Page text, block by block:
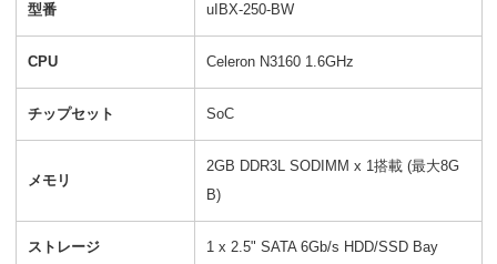
型番 uIBX-250-BW
CPU Celeron N3160 1.6GHz
チップセット SoC
メモリ
2GB DDR3L SODIMM x 1搭載 (最大8G
B)
ストレージ 1 x 2.5" SATA 6Gb/s HDD/SSD Bay